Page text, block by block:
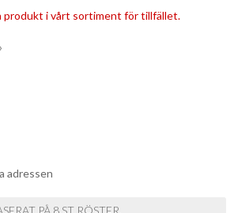
produkt i vårt sortiment för tillfället.
adressen
PÅ 8 ST RÖSTER.